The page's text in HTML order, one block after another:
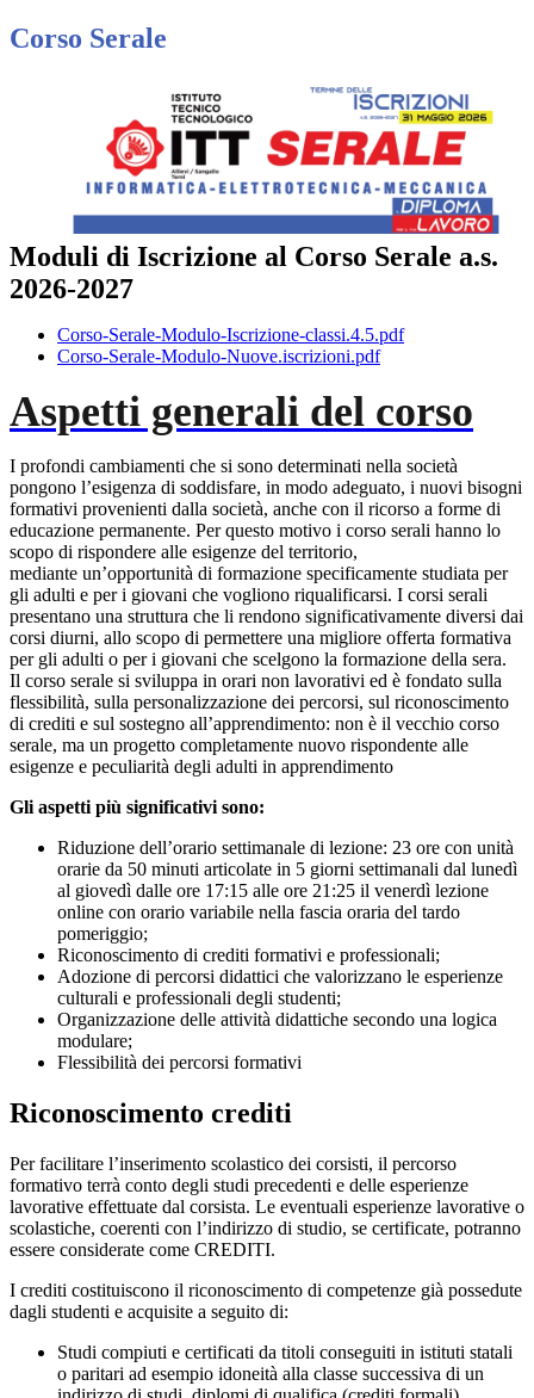
Corso Serale
Moduli di Iscrizione al Corso Serale a.s.
2026-2027
Corso-Serale-Modulo-Iscrizione-classi.4.5.pdf
Corso-Serale-Modulo-Nuove.iscrizioni.pdf
Aspetti generali del corso
I profondi cambiamenti che si sono determinati nella società
pongono l’esigenza di soddisfare, in modo adeguato, i nuovi bisogni
formativi provenienti dalla società, anche con il ricorso a forme di
educazione permanente. Per questo motivo i corso serali hanno lo
scopo di rispondere alle esigenze del territorio,
mediante un’opportunità di formazione specificamente studiata per
gli adulti e per i giovani che vogliono riqualificarsi. I corsi serali
presentano una struttura che li rendono significativamente diversi dai
corsi diurni, allo scopo di permettere una migliore offerta formativa
per gli adulti o per i giovani che scelgono la formazione della sera.
Il corso serale si sviluppa in orari non lavorativi ed è fondato sulla
flessibilità, sulla personalizzazione dei percorsi, sul riconoscimento
di crediti e sul sostegno all’apprendimento: non è il vecchio corso
serale, ma un progetto completamente nuovo rispondente alle
esigenze e peculiarità degli adulti in apprendimento
Gli aspetti più significativi sono:
Riduzione dell’orario settimanale di lezione: 23 ore con unità
orarie da 50 minuti articolate in 5 giorni settimanali dal lunedì
al giovedì dalle ore 17:15 alle ore 21:25 il venerdì lezione
online con orario variabile nella fascia oraria del tardo
pomeriggio;
Riconoscimento di crediti formativi e professionali;
Adozione di percorsi didattici che valorizzano le esperienze
culturali e professionali degli studenti;
Organizzazione delle attività didattiche secondo una logica
modulare;
Flessibilità dei percorsi formativi
Riconoscimento crediti
Per facilitare l’inserimento scolastico dei corsisti, il percorso
formativo terrà conto degli studi precedenti e delle esperienze
lavorative effettuate dal corsista. Le eventuali esperienze lavorative o
scolastiche, coerenti con l’indirizzo di studio, se certificate, potranno
essere considerate come CREDITI.
I crediti costituiscono il riconoscimento di competenze già possedute
dagli studenti e acquisite a seguito di:
Studi compiuti e certificati da titoli conseguiti in istituti statali
o paritari ad esempio idoneità alla classe successiva di un